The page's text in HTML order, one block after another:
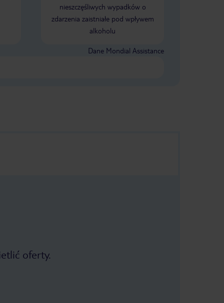
nieszczęśliwych wypadków o
zdarzenia zaistniałe pod wpływem
alkoholu
Dane Mondial Assistance
oferty.